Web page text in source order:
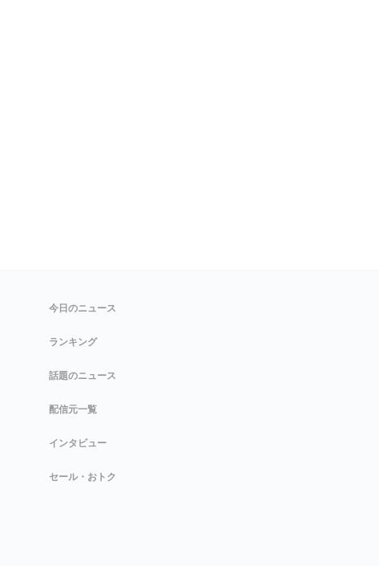
今日のニュース
ランキング
話題のニュース
配信元一覧
インタビュー
セール・おトク